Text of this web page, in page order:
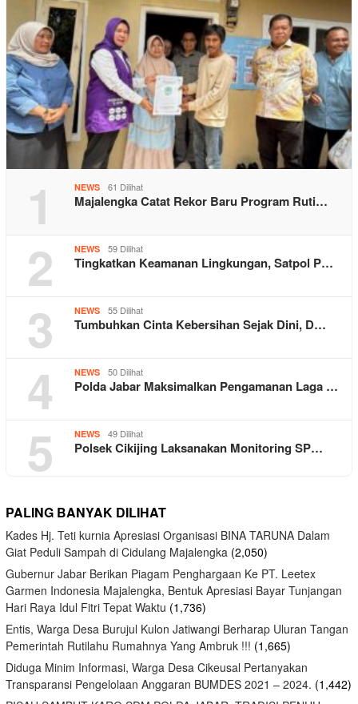
1 NEWS 61 Dilihat
Majalengka Catat Rekor Baru Program Ruti…
2 NEWS 59 Dilihat
Tingkatkan Keamanan Lingkungan, Satpol P…
3 NEWS 55 Dilihat
Tumbuhkan Cinta Kebersihan Sejak Dini, D…
4 NEWS 50 Dilihat
Polda Jabar Maksimalkan Pengamanan Laga …
5 NEWS 49 Dilihat
Polsek Cikijing Laksanakan Monitoring SP…
PALING BANYAK DILIHAT
Kades Hj. Teti kurnia Apresiasi Organisasi BINA TARUNA Dalam
Giat Peduli Sampah di Cidulang Majalengka (2,050)
Gubernur Jabar Berikan Piagam Penghargaan Ke PT. Leetex
Garmen Indonesia Majalengka, Bentuk Apresiasi Bayar Tunjangan
Hari Raya Idul Fitri Tepat Waktu (1,736)
Entis, Warga Desa Burujul Kulon Jatiwangi Berharap Uluran Tangan
Pemerintah Rutilahu Rumahnya Yang Ambruk !!! (1,665)
Diduga Minim Informasi, Warga Desa Cikeusal Pertanyakan
Transparansi Pengelolaan Anggaran BUMDES 2021 – 2024. (1,442)